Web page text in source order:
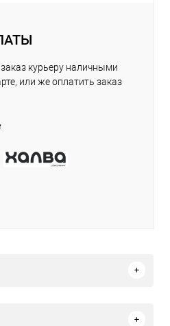
курьеру наличными
или же оплатить заказ